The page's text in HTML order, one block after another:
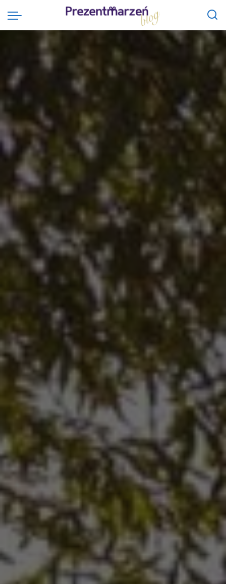
Prezentmarzeń Blog>Życzenia>Życzenia dla niej Romantyczne życzenia urodzinowe dla żony. Poznaj propozycje pięknych życzeń urodzinowych dla ukochanej osoby